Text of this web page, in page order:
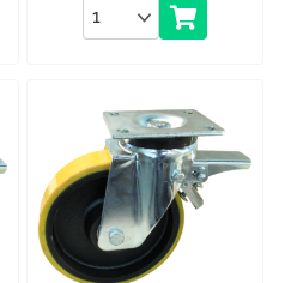
Anzahl